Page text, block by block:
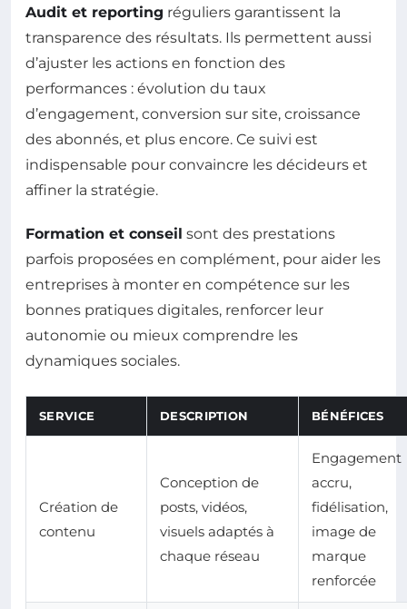
Audit et reporting réguliers garantissent la
transparence des résultats. Ils permettent aussi
d’ajuster les actions en fonction des
performances : évolution du taux
d’engagement, conversion sur site, croissance
des abonnés, et plus encore. Ce suivi est
indispensable pour convaincre les décideurs et
affiner la stratégie.
Formation et conseil sont des prestations
parfois proposées en complément, pour aider les
entreprises à monter en compétence sur les
bonnes pratiques digitales, renforcer leur
autonomie ou mieux comprendre les
dynamiques sociales.
SERVICE DESCRIPTION BÉNÉFICES
Création de
contenu
Conception de
posts, vidéos,
visuels adaptés à
chaque réseau
Engagement
accru,
fidélisation,
image de
marque
renforcée